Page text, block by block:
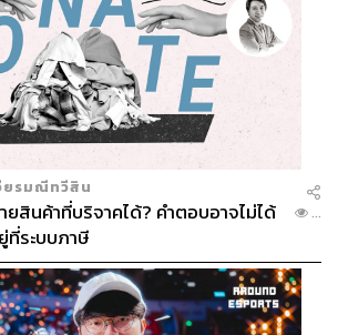
ยรมณีทวีสิน
ยสินค้าที่บริจาคได้? คำตอบอาจไม่ได้
ระบบภาษี
...